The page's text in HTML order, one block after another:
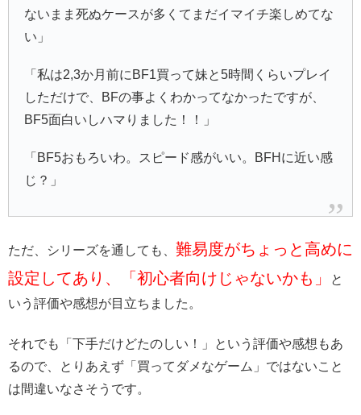
ないまま死ぬケースが多くてまだイマイチ楽しめてな
い」
「私は2,3か月前にBF1買って妹と5時間くらいプレイ
しただけで、BFの事よくわかってなかったですが、
BF5面白いしハマりました！！」
「BF5おもろいわ。スピード感がいい。BFHに近い感
じ？」
ただ、シリーズを通しても、 難易度がちょっと高めに
設定してあり、「初心者向けじゃないかも」
と
いう評価や感想が目立ちました。
それでも「下手だけどたのしい！」という評価や感想もあ
るので、とりあえず「買ってダメなゲーム」ではないこと
は間違いなさそうです。